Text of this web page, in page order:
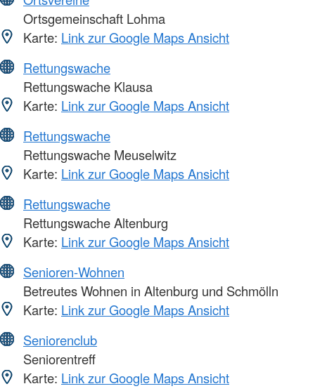
Ortsgemeinschaft Lohma
Karte: Link zur Google Maps Ansicht
Rettungswache
Rettungswache Klausa
Karte: Link zur Google Maps Ansicht
Rettungswache
Rettungswache Meuselwitz
Karte: Link zur Google Maps Ansicht
Rettungswache
Rettungswache Altenburg
Karte: Link zur Google Maps Ansicht
Senioren-Wohnen
Betreutes Wohnen in Altenburg und Schmölln
Karte: Link zur Google Maps Ansicht
Seniorenclub
Seniorentreff
Karte: Link zur Google Maps Ansicht